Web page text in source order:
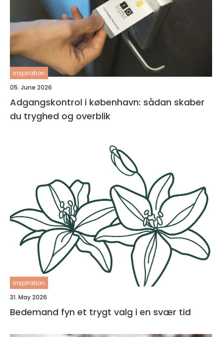
inspiration
05. June 2026
Adgangskontrol i københavn: sådan skaber
du tryghed og overblik
inspiration
31. May 2026
Bedemand fyn et trygt valg i en svær tid